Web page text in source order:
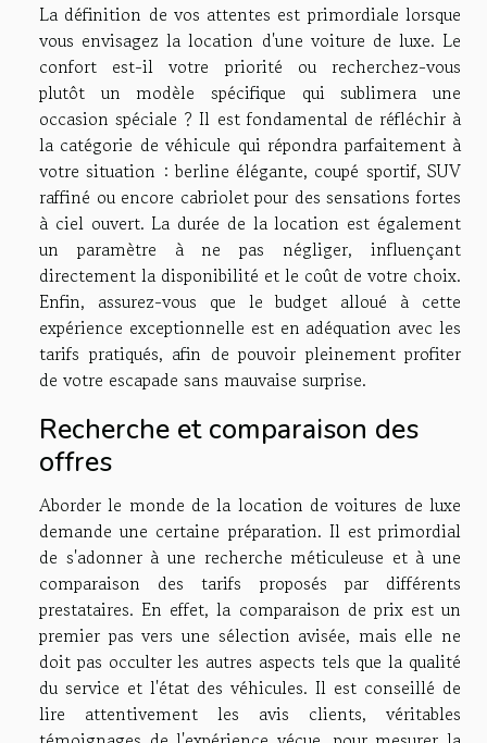
La définition de vos attentes est primordiale lorsque
vous envisagez la location d'une voiture de luxe. Le
confort est-il votre priorité ou recherchez-vous
plutôt un modèle spécifique qui sublimera une
occasion spéciale ? Il est fondamental de réfléchir à
la catégorie de véhicule qui répondra parfaitement à
votre situation : berline élégante, coupé sportif, SUV
raffiné ou encore cabriolet pour des sensations fortes
à ciel ouvert. La durée de la location est également
un paramètre à ne pas négliger, influençant
directement la disponibilité et le coût de votre choix.
Enfin, assurez-vous que le budget alloué à cette
expérience exceptionnelle est en adéquation avec les
tarifs pratiqués, afin de pouvoir pleinement profiter
de votre escapade sans mauvaise surprise.
Recherche et comparaison des
offres
Aborder le monde de la location de voitures de luxe
demande une certaine préparation. Il est primordial
de s'adonner à une recherche méticuleuse et à une
comparaison des tarifs proposés par différents
prestataires. En effet, la comparaison de prix est un
premier pas vers une sélection avisée, mais elle ne
doit pas occulter les autres aspects tels que la qualité
du service et l'état des véhicules. Il est conseillé de
lire attentivement les avis clients, véritables